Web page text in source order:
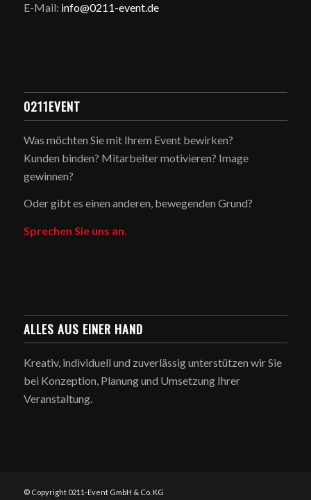
E-Mail: info@0211-event.de
0211EVENT
Was möchten Sie mit Ihrem Event bewirken?
Kunden binden? Mitarbeiter motivieren? Image
gewinnen?
Oder gibt es einen anderen, bewegenden Grund?
Sprechen Sie uns an.
ALLES AUS EINER HAND
Kreativ, individuell und zuverlässig unterstützen wir Sie
bei Konzeption, Planung und Umsetzung Ihrer
Veranstaltung.
© Copyright 0211-Event GmbH & Co. KG